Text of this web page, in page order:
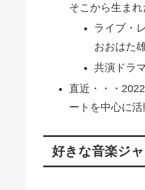
そこから生まれ
ライブ・
おおはた
共演ドラ
直近・・・
ートを中心に活
好きな音楽ジ